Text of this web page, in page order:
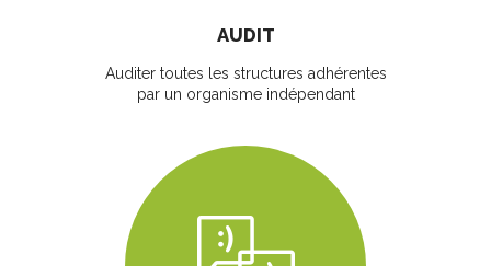
AUDIT
Auditer toutes les structures adhérentes
par un organisme indépendant